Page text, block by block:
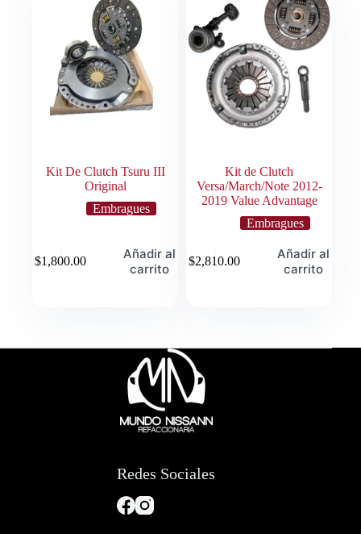
Kit De Clutch Tsuru III
Original
Embragues
$1,800.00
Añadir al
carrito
Kit de Clutch
Versa/March/Note 2012-
2019 Value Advantage
Embragues
$2,810.00
Añadir al
carrito
Redes Sociales